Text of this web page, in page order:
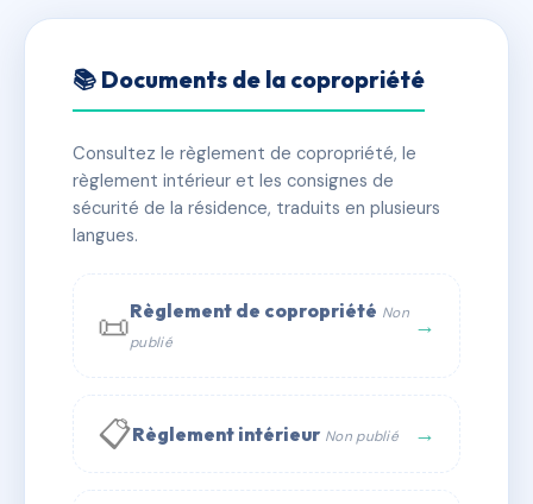
RESIDENCE PASTEUR
✓ Immatriculée 🏠 142 lots 🏗 2 bâtiment(s)
📞 Contacter Syndic Digital
📚 Documents de la copropriété
Consultez le règlement de copropriété, le
règlement intérieur et les consignes de
sécurité de la résidence, traduits en plusieurs
langues.
📜Règlement de copropriété Non
publié
→
📋Règlement intérieur Non publié →